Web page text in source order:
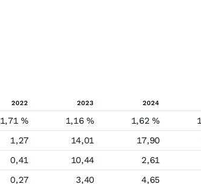
2022 2023 2024
1,71 % 1,16 % 1,62 %
1,27 14,01 17,90
0,41 10,44 2,61
0,27 3,40 4,65